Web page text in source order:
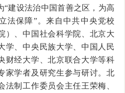
“建设法治中国首善之区，为高
法保障”。来自中共中央党校
）、中国社会科学院、北京大
学、中央民族大学、中国人民
财经大学、北京联合大学等科
家学者及研究生参与研讨。北
法制工作委员会主任王荣梅、